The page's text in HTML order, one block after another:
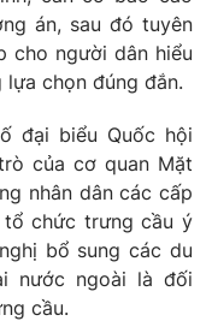
án, sau đó tuyên
cho người dân hiểu
chọn đúng đắn.
đại biểu Quốc hội
của cơ quan Mặt
nhân dân các cấp
chức trưng cầu ý
bổ sung các du
nước ngoài là đối
cầu.